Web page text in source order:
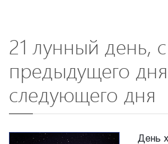
21 лунный день, с
предыдущего
следующего дня
День